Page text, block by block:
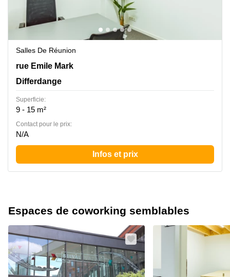
Salles De Réunion
40 rue Emile Mark, Differdange
rue Emile Mark
Differdange
Superficie:
9 - 15 m²
Contact pour le prix:
N/A
Infos et prix
Espaces de coworking semblables